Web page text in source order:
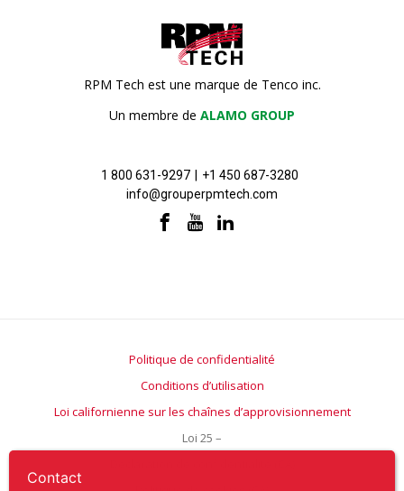
RPM Tech est une marque de Tenco inc.
Un membre de ALAMO GROUP
1 800 631-9297
+1 450 687-3280
info@grouperpmtech.com
Politique de confidentialité
Conditions d’utilisation
Loi californienne sur les chaînes d’approvisionnement
Loi 25 –
Contact